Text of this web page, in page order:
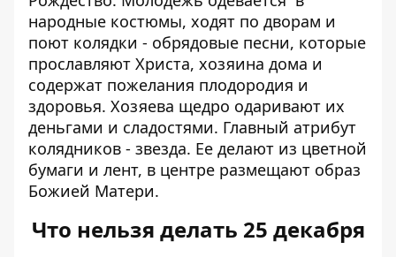
народные костюмы, ходят по дворам и
поют колядки - обрядовые песни, которые
прославляют Христа, хозяина дома и
содержат пожелания плодородия и
здоровья. Хозяева щедро одаривают их
деньгами и сладостями. Главный атрибут
колядников - звезда. Ее делают из цветной
бумаги и лент, в центре размещают образ
Божией Матери.
Что нельзя делать 25 декабря